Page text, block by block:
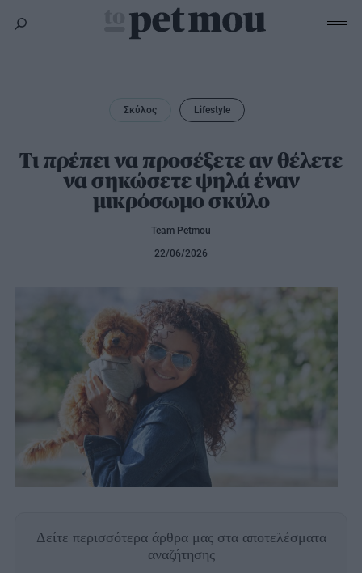
Εκπαίδευση
Lifestyle
Υγεία
Διατροφή
Άλλα κατοικίδια
Lifestyle
Σκύλος
Τι πρέπει να προσέξετε αν θέλετε
να σηκώσετε ψηλά έναν
μικρόσωμο σκύλο
Team Petmou
22/06/2026
Δείτε περισσότερα άρθρα μας στα αποτελέσματα
αναζήτησης